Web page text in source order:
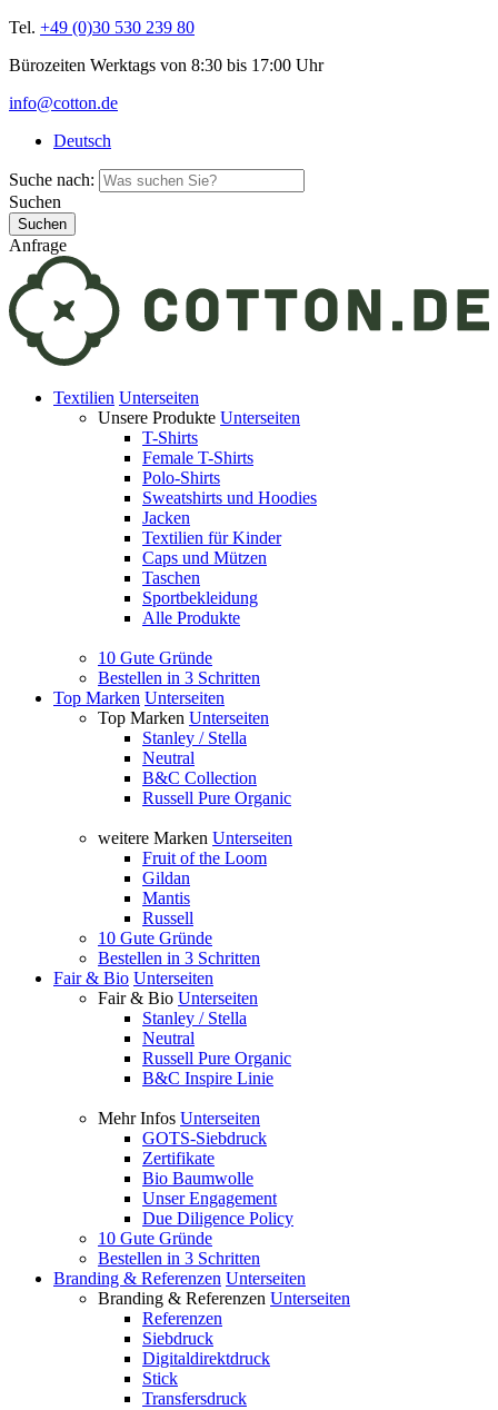
Tel. +49 (0)30 530 239 80
Bürozeiten Werktags von 8:30 bis 17:00 Uhr
info@cotton.de
Deutsch
Suche nach:
Suchen
Anfrage
Textilien Unterseiten
Unsere Produkte Unterseiten
T-Shirts
Female T-Shirts
Polo-Shirts
Sweatshirts und Hoodies
Jacken
Textilien für Kinder
Caps und Mützen
Taschen
Sportbekleidung
Alle Produkte
10 Gute Gründe
Bestellen in 3 Schritten
Top Marken Unterseiten
Top Marken Unterseiten
Stanley / Stella
Neutral
B&C Collection
Russell Pure Organic
weitere Marken Unterseiten
Fruit of the Loom
Gildan
Mantis
Russell
10 Gute Gründe
Bestellen in 3 Schritten
Fair & Bio Unterseiten
Fair & Bio Unterseiten
Stanley / Stella
Neutral
Russell Pure Organic
B&C Inspire Linie
Mehr Infos Unterseiten
GOTS-Siebdruck
Zertifikate
Bio Baumwolle
Unser Engagement
Due Diligence Policy
10 Gute Gründe
Bestellen in 3 Schritten
Branding & Referenzen Unterseiten
Branding & Referenzen Unterseiten
Referenzen
Siebdruck
Digitaldirektdruck
Stick
Transfersdruck